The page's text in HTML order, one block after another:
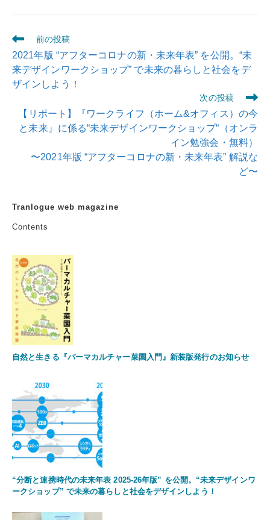
前の投稿
2021年版 “アフターコロナの新・未来年表” を公開。“未
来デザインワークショップ” で未来の暮らしと社会をデ
ザインしよう！
次の投稿
【リポート】『ワークライフ（ホーム&オフィス）の今
と未来』に係る“未来デザインワークショップ“（オンラ
イン勉強会・無料）
〜2021年版 “アフターコロナの新・未来年表” 解説な
ど〜
Tranlogue web magazine
Contents
自然と生きる『パーマカルチャー菜園入門』新装版発行のお知らせ
“分断と連携時代の未来年表 2025-26年版” を公開。“未来デザインワ
ークショップ” で未来の暮らしと社会をデザインしよう！